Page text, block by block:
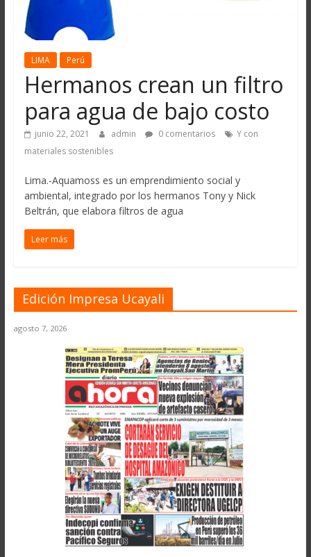
LIMA Perú
Hermanos crean un filtro
para agua de bajo costo
junio 22, 2021 admin 0 comentarios
Y con
materiales sostenibles
Lima.-Aquamoss es un emprendimiento social y
ambiental, integrado por los hermanos Tony y Nick
Beltrán, que elabora filtros de agua
Leer más
Edición Impresa Ucayali
agosto 7, 2026